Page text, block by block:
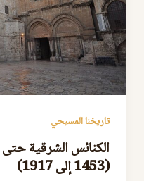
تاريخنا المسيحي
الكنائس الشرقية
(1453 إلى 1917)